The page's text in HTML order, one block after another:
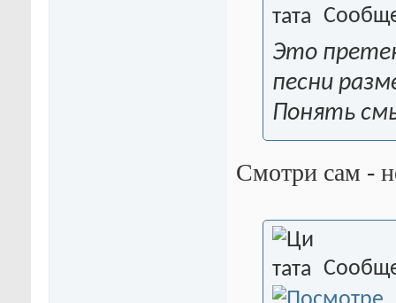
Это
песни
Понять
Смотри сам -